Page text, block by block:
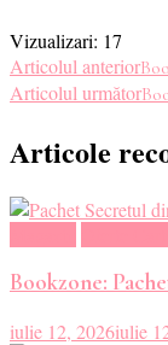
Vizualizari: 17
Navigare
în
articole
Articolul anterior
Articolul următor
Articole
Bookzone:
iulie 12, 2026iulie